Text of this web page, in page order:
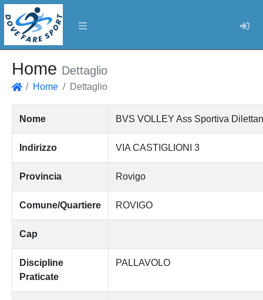
Home Dettaglio
Home Dettaglio
Nome BVS VOLLEY Ass Sportiva
Indirizzo VIA CASTIGLIONI 3
Provincia Rovigo
Comune/Quartiere ROVIGO
Cap
Discipline
Praticate
PALLAVOLO